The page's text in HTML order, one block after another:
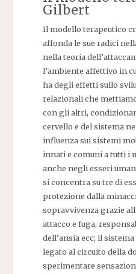
Gilbert
Il modello terapeutico
affonda le sue radici
nella teoria
l’ambiente affettivo in
ha degli effetti sullo
relazionali che
con gli altri,
cervello e del sistema
influenza sui sistemi
innati e comuni a tutti i
anche negli esseri
si concentra su tre di
protezione dalla
sopravvivenza grazie
attacco e fuga,
dell’ansia ecc; il
legato al circuito della
sperimentare